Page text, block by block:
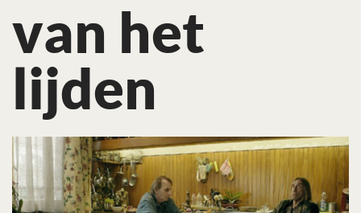
van het
lijden